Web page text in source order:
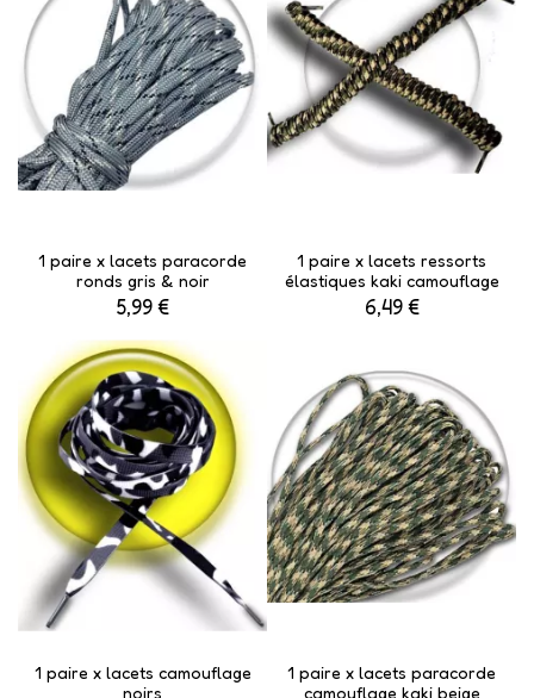
1 paire x lacets paracorde
ronds gris & noir
5,99 €
1 paire x lacets ressorts
élastiques kaki camouflage
6,49 €
1 paire x lacets camouflage
noirs
1 paire x lacets paracorde
camouflage kaki beige